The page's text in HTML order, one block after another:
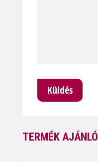
TERMÉK AJÁNLÓ